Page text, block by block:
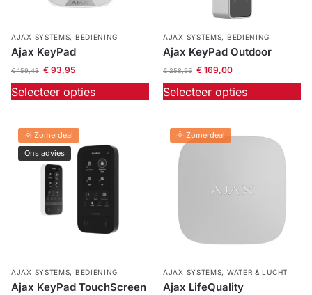
AJAX SYSTEMS, BEDIENING
Ajax KeyPad
€159,43 €93,95
Selecteer opties
AJAX SYSTEMS, BEDIENING
Ajax KeyPad Outdoor
€258,95 €169,00
Selecteer opties
🌞 Zomerdeal
Ons advies
AJAX SYSTEMS, BEDIENING
Ajax KeyPad TouchScreen
🌞 Zomerdeal
AJAX SYSTEMS, WATER & LUCHT
Ajax LifeQuality